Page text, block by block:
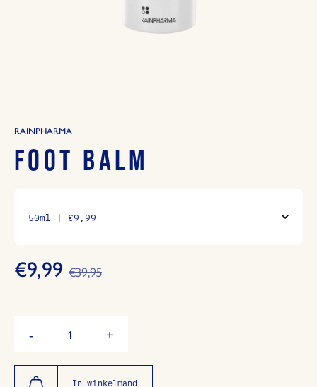
RAINPHARMA
FOOT BALM
€9,99 €39,95
-
hoeveelheid
+
In winkelmand